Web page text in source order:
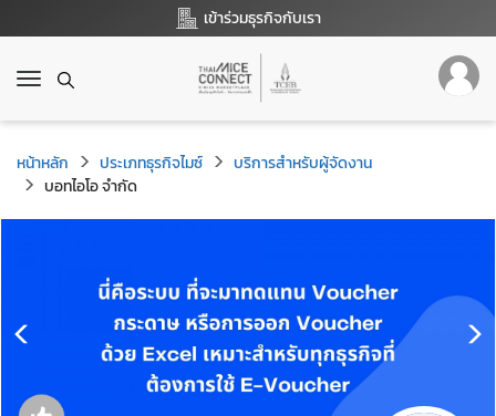
เข้าร่วมธุรกิจกับเรา
T
g
g
l
e
n
o
หน้าหลัก ประเภทธุรกิจไมซ์
บริการสำหรับผู้จัดงาน
บอทไอโอ จำกัด